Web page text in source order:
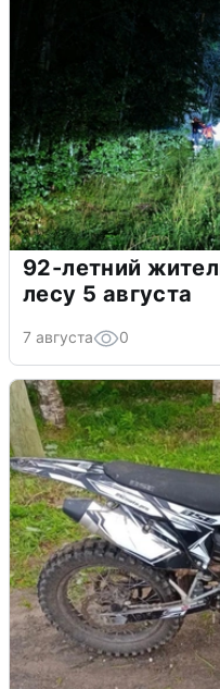
92-летний
лесу 5 августа
7 августа 0